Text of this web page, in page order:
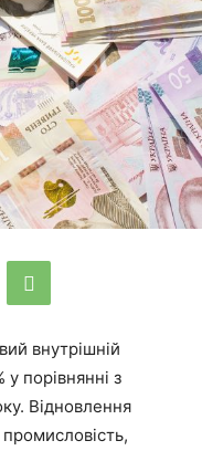
внутрішній
порівнянні з
Відновлення